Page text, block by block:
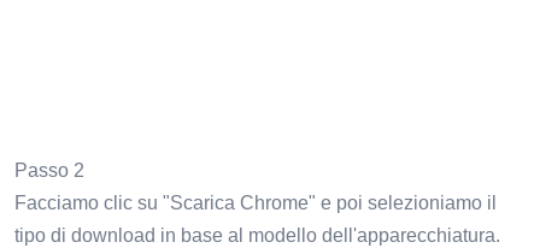
Passo 2
Facciamo clic su "Scarica Chrome" e poi selezioniamo il
tipo di download in base al modello dell'apparecchiatura.